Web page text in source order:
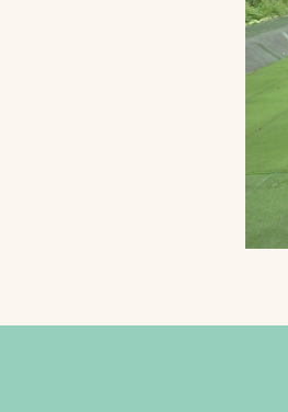
パークマネジメント
スポーツターフ（芝